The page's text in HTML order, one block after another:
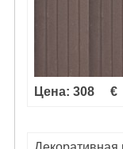
Цена: 308 €